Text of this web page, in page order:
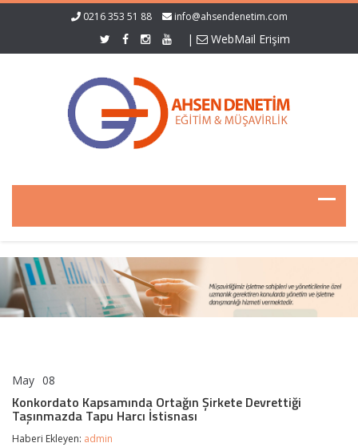
0216 353 51 88 info@ahsendenetim.com
| WebMail Erişim
May 08
Ortağın
Şirkete
Devrettiği
Konkordato Kapsamında Ortağın Şirkete Devrettiği
Taşınmazda Tapu Harcı İstisnası
Haberi Ekleyen: admin